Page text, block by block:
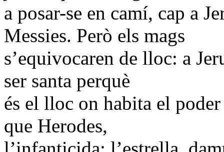
a posar-se en camí, cap a
Messies. Però els mags
s’equivocaren de lloc: a
ser santa perquè
és el lloc on habita el
que Herodes,